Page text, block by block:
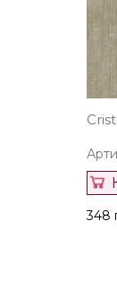
348